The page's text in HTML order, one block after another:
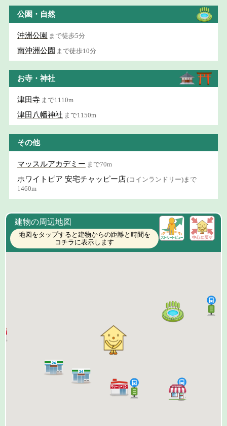
公園・自然
沖洲公園 まで徒歩5分
南沖洲公園 まで徒歩10分
お寺・神社
津田寺 まで1110m
津田八幡神社 まで1150m
その他
マッスルアカデミー まで70m
ホワイトピア 安宅チャッピー店(コインランドリー)まで
1460m
建物の周辺地図
地図をタップすると建物からの距離と時間を
コチラに表示します